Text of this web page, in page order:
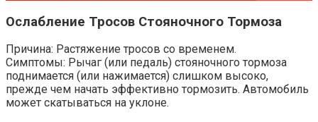
Ослабление Тросов Стояночного Тормоза
Причина: Растяжение тросов со временем.
Симптомы: Рычаг (или педаль) стояночного тормоза
поднимается (или нажимается) слишком высоко,
прежде чем начать эффективно тормозить. Автомобиль
может скатываться на уклоне.